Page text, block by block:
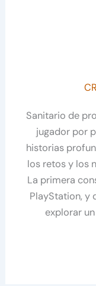
Sanitario de
jugador por
historias
los retos y los
La primera
PlayStation, y
explorar